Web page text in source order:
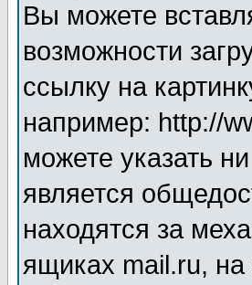
Вы можете
возможности
ссылку на
например: http://
можете указать
является
находятся за
ящиках mail.ru,